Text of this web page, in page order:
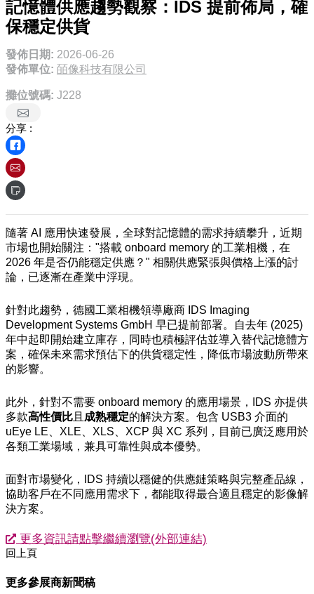
記憶體供應趨勢觀察：IDS 提前佈局，確
保穩定供貨
發佈日期: 2026-06-26
發佈單位: 皕像科技有限公司
攤位號碼: J228
分享 :
隨著 AI 應用快速發展，全球對記憶體的需求持續攀升，近期
市場也開始關注："搭載 onboard memory 的工業相機，在
2026 年是否仍能穩定供應？" 相關供應緊張與價格上漲的討
論，已逐漸在產業中浮現。
針對此趨勢，德國工業相機領導廠商 IDS Imaging
Development Systems GmbH 早已提前部署。自去年 (2025)
年中起即開始建立庫存，同時也積極評估並導入替代記憶體方
案，確保未來需求預估下的供貨穩定性，降低市場波動所帶來
的影響。
此外，針對不需要 onboard memory 的應用場景，IDS 亦提供
多款高性價比 且 成熟穩定的解決方案。包含 USB3 介面的
uEye LE、XLE、XLS、XCP 與 XC 系列，目前已廣泛應用於
各類工業場域，兼具可靠性與成本優勢。
面對市場變化，IDS 持續以穩健的供應鏈策略與完整產品線，
協助客戶在不同應用需求下，都能取得最合適且穩定的影像解
決方案。
更多資訊請點擊繼續瀏覽(外部連結)
回上頁
更多參展商新聞稿